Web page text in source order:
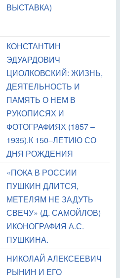
ВЫСТАВКА)
КОНСТАНТИН
ЭДУАРДОВИЧ
ЦИОЛКОВСКИЙ: ЖИЗНЬ,
ДЕЯТЕЛЬНОСТЬ И
ПАМЯТЬ О НЕМ В
РУКОПИСЯХ И
ФОТОГРАФИЯХ (1857 –
1935).К 150–ЛЕТИЮ СО
ДНЯ РОЖДЕНИЯ
«ПОКА В РОССИИ
ПУШКИН ДЛИТСЯ,
МЕТЕЛЯМ НЕ ЗАДУТЬ
СВЕЧУ» (Д. САМОЙЛОВ)
ИКОНОГРАФИЯ А.С.
ПУШКИНА.
НИКОЛАЙ АЛЕКСЕЕВИЧ
РЫНИН И ЕГО